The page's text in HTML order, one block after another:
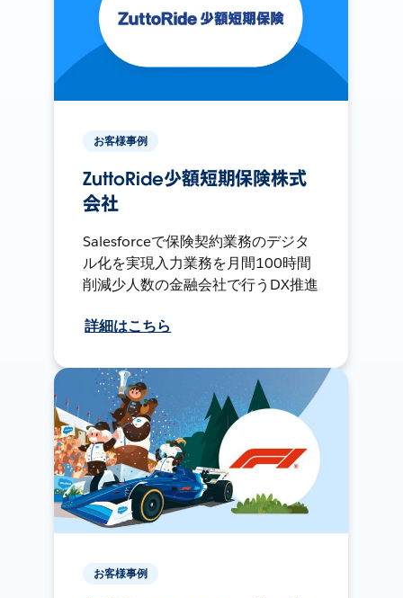
お客様事例
ZuttoRide少額短期保険株式
会社
Salesforceで保険契約業務のデジタ
ル化を実現入力業務を月間100時間
削減少人数の金融会社で行うDX推進
詳細はこちら
お客様事例